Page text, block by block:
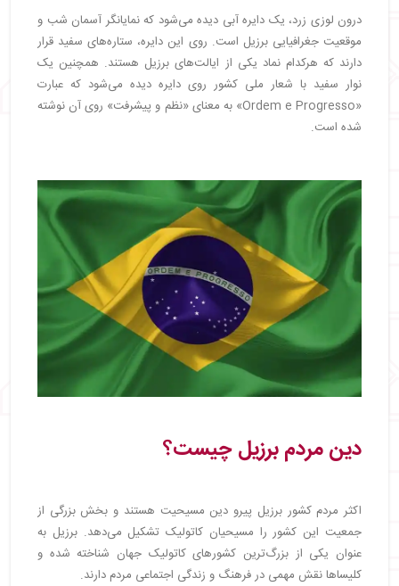
درون لوزی زرد، یک دایره آبی دیده می‌شود که نمایانگر آسمان شب و
موقعیت جغرافیایی برزیل است. روی این دایره، ستاره‌های سفید قرار
دارند که هرکدام نماد یکی از ایالت‌های برزیل هستند. همچنین یک
نوار سفید با شعار ملی کشور روی دایره دیده می‌شود که عبارت
«Ordem e Progresso» به‌ معنای «نظم و پیشرفت» روی آن نوشته
شده است.
دین مردم برزیل چیست؟
اکثر مردم کشور برزیل پیرو دین مسیحیت هستند و بخش بزرگی از
جمعیت این کشور را مسیحیان کاتولیک تشکیل می‌دهد. برزیل به
عنوان یکی از بزرگ‌ترین کشورهای کاتولیک جهان شناخته شده و
کلیساها نقش مهمی در فرهنگ و زندگی اجتماعی مردم دارند.